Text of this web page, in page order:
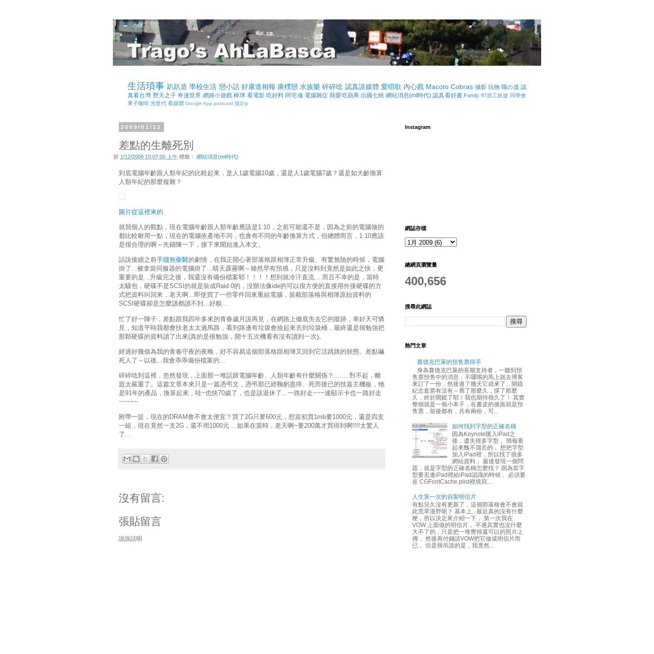
生活瑣事 趴趴造 學校生活 戀小話 好康道相報 康樸戀 水族樂 碎碎唸 認真談媒體 愛唱歌 內心戲 Macoto Cobras 攝影 玩物 職の道 認
真看台灣 野天之子 奇漫世界 網路小遊戲 棒球 看電影 吃好料 阿宅魂 電腦雜症 我愛吃蘋果 出國七桃 網站消息(mt時代) 認真看好書 Family 97員工旅遊 同學會
果子咖啡 光世代 看媒體 Google App postcard 固定ip
2009/01/12
差點的生離死別
於 1/12/2009 10:07:00 上午 標籤：網站消息(mt時代)
到底電腦年齡跟人類年紀的比較起來，是人1歲電腦10歲，還是人1歲電腦7歲？還是如犬齡換算
人類年紀的那麼複雜？
圖片從這裡來的
就我個人的觀點，現在電腦年齡跟人類年齡應該是1:10，之前可能還不是，因為之前的電腦做的
都比較耐用一點，現在的電腦依產地不同，也會有不同的年齡換算方式，但總體而言，1:10應該
是很合理的啊～先鋪陳一下，接下來開始進入本文。
話說接續之前手賤無藥醫的劇情，在我正開心著部落格跟相簿正常升級、有驚無險的時候，電腦
掛了...被拿當伺服器的電腦掛了...晴天霹靂啊～雖然早有預感，只是沒料到竟然是如此之快，更
重要的是...升級完之後，我還沒有備份檔案耶！！！！想到就冷汗直流....而且不幸的是，當時
太騷包，硬碟不是SCSI的就是裝成Raid 0的，沒辦法像ide的可以很方便的直接用外接硬碟的方
式把資料叫回來，老天啊...即使買了一些零件回來重組電腦，裝載部落格與相簿原始資料的
SCSI硬碟卻是怎麼讀都讀不到...好糗...
忙了好一陣子，差點跟我四年多來的青春歲月說再見，在網路上徹底失去它的蹤跡，幸好天可憐
見，知道平時我都會扶老太太過馬路，看到路邊有垃圾會撿起來丟到垃圾桶，最終還是很勉強把
那顆硬碟的資料讀了出來(真的是很勉強，開十五次機看有沒有讀到一次)。
經過好幾個為我的青春守夜的夜晚，好不容易這個部落格跟相簿又回到它活跳跳的狀態。差點嚇
死人了～以後...我會乖乖備份檔案的...
碎碎唸到這裡，忽然發現，上面那一堆話跟電腦年齡、人類年齡有什麼關係？........對不起，離
題太嚴重了。這篇文章本來只是一篇憑弔文，憑弔那已經鞠躬盡瘁、死而後已的技嘉主機板，牠
是91年的產品，換算起來，哇~也快70歲了，也是該退休了...一路好走~~~連顯示卡也一路好走
~~~~~
附帶一提，現在的DRAM會不會太便宜？買了2G只要600元，想當初買1mb要1000元，還是四支
一組，現在竟然一支2G，還不用1000元....如果在當時，老天啊~要200萬才買得到啊!!!!太驚人
了...
沒有留言:
張貼留言
說說話唄
Instagram
網誌存檔
總網頁瀏覽量
400,656
搜尋此網誌
熱門文章
賽德克巴萊的預售票得手
身為賽德克巴萊的長期支持者，一聽到預
售票預售中的消息，不囉嗦的馬上就去博客
來訂了一份，然後過了幾天它就來了... 開鏡
紀念套票有沒有～喬了那麼久，撐了那麼
久，終於開鏡了耶！我也期待很久了！ 其實
整個就是一個小本子，在書皮的後面就是預
售票，前後都有，共有兩份，可...
如何找到字型的正確名稱
因為Keynote匯入iPad之
後，遺失很多字型， 簡報看
起來醜不溜丟的， 想把字型
加入iPad裡，所以找了很多
網站資料， 最後發現一個問
題，就是字型的正確名稱怎麼找？ 因為當字
型要丟進iPad裡給iPad認識的時候， 必須要
在 CGFontCache.plist裡填寫...
人生第一次的自製明信片
有點兒久沒有更新了，這個部落格會不會就
此荒草漫野呢？ 基本上...最近真的沒有什麼
梗，所以決定來介紹一下， 第一次我在
VOW 上面做的明信片， 不過其實也沒什麼
大不了的，只是把一堆覺得還可以的照片上
傳， 然後再付錢請VOW把它做成明信片而
已， 但是很吊詭的是，我竟然...